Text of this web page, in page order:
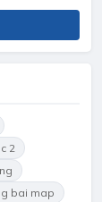
2
bai map